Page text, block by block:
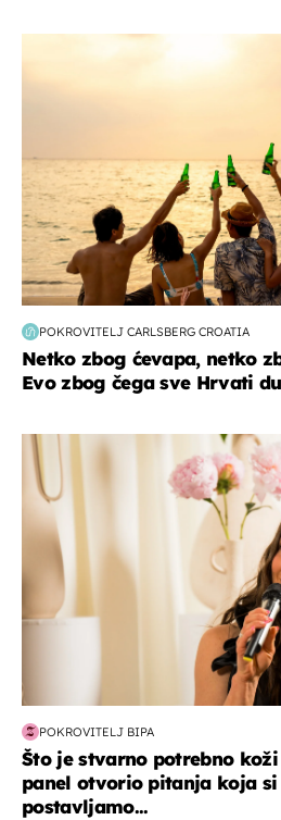
POKROVITELJ CARLSBERG CROATIA
Netko zbog ćevapa, netko
Evo zbog čega sve Hrvati
moda & ljepota
POKROVITELJ BIPA
Što je stvarno potrebno
panel otvorio pitanja koja si
postavljamo...